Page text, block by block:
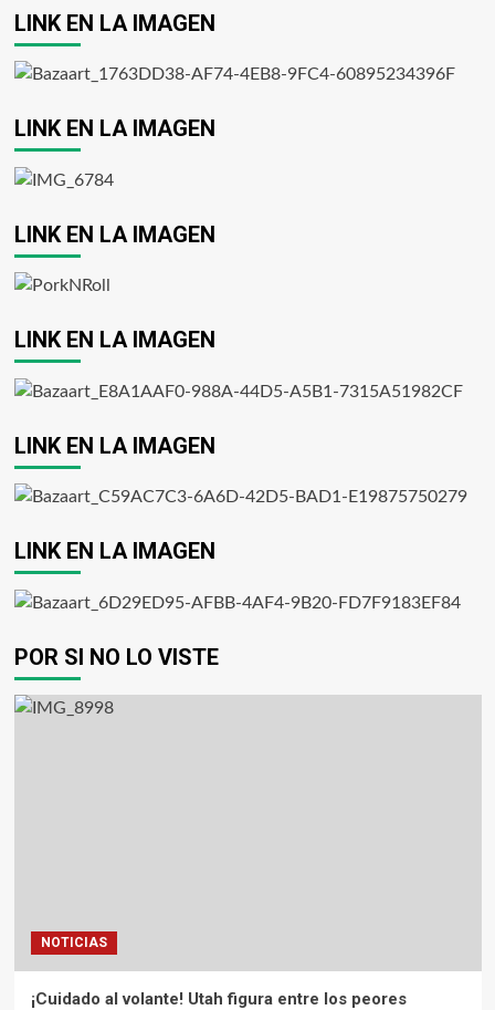
LINK EN LA IMAGEN
LINK EN LA IMAGEN
LINK EN LA IMAGEN
LINK EN LA IMAGEN
LINK EN LA IMAGEN
LINK EN LA IMAGEN
POR SI NO LO VISTE
NOTICIAS
¡Cuidado al volante! Utah figura entre los peores